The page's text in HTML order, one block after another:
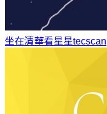
坐在清華看星星tecscan